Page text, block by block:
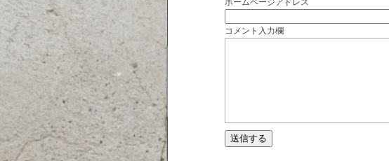
ホームページアドレス
コメント入力欄